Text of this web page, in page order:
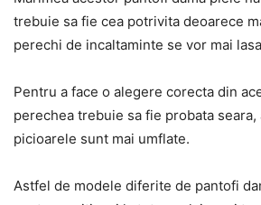
trebuie sa fie cea potrivita deoarece
perechi de incaltaminte se vor mai
Pentru a face o alegere corecta din
perechea trebuie sa fie probata seara,
picioarele sunt mai umflate.
Astfel de modele diferite de pantofi